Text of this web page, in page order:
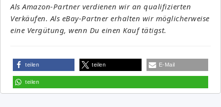
Als Amazon-Partner verdienen wir an qualifizierten
Verkäufen. Als eBay-Partner erhalten wir möglicherweise
eine Vergütung, wenn Du einen Kauf tätigst.
teilen teilen E-Mail
teilen